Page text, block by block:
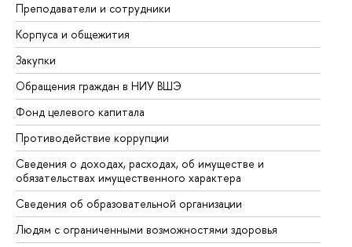
Преподаватели и сотрудники
Корпуса и общежития
Закупки
Обращения граждан в НИУ ВШЭ
Фонд целевого капитала
Противодействие коррупции
Сведения о доходах, расходах, об имуществе и
обязательствах имущественного характера
Сведения об образовательной организации
Людям с ограниченными возможностями здоровья